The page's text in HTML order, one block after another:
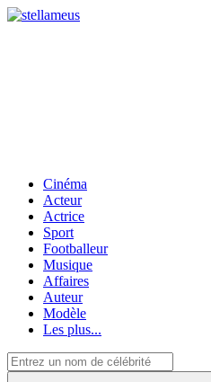
Cinéma
Acteur
Actrice
Sport
Footballeur
Musique
Affaires
Auteur
Modèle
Les plus...